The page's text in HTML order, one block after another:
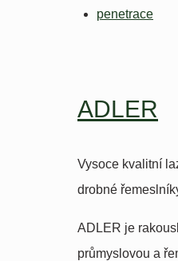
penetrace
ADLER
Vysoce kvalitní
drobné
ADLER je
průmyslovou a